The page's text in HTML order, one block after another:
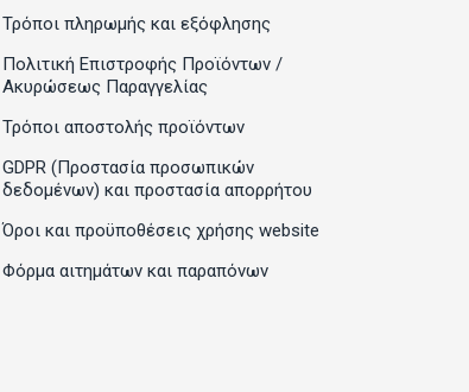
Τρόποι πληρωμής και εξόφλησης
Πολιτική Επιστροφής Προϊόντων /
Ακυρώσεως Παραγγελίας
Τρόποι αποστολής προϊόντων
GDPR (Προστασία προσωπικών
δεδομένων) και προστασία απορρήτου
Όροι και προϋποθέσεις χρήσης website
Φόρμα αιτημάτων και παραπόνων